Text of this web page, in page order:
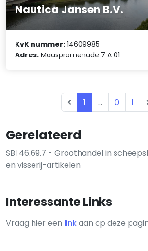
Gerelateerd
SBI 46.69.7 - Groothandel in
en visserij-artikelen
Interessante Links
Vraag hier een linkaan op deze
Nautica Jansen B.V.
KvK nummer: 14609985
Adres: Maaspromenade 7 A 01
1 ... 0 1